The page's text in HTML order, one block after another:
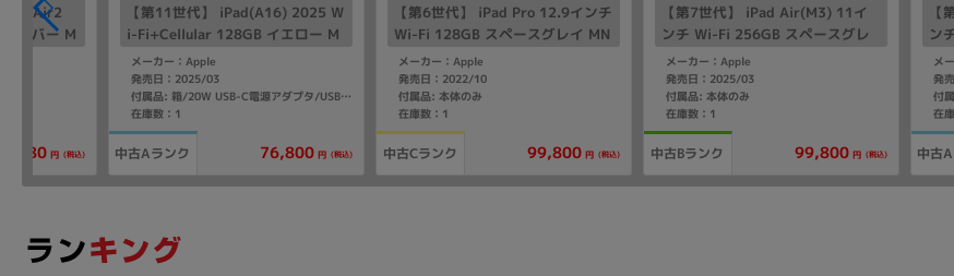
Air2
ルバー M
2,980 円 (税込)
【第11世代】 iPad(A16) 2025 W
i-Fi+Cellular 128GB イエロー M
D7H4J/A A3355 【SoftBank版S
IMフリー】
メーカー：Apple
発売日：2025/03
付属品: 箱/20W USB-C電源アダプタ/USB-C充電ケーブル(1m)/マニュアル
在庫数：1
中古Aランク 76,800 円 (税込)
【第6世代】 iPad Pro 12.9インチ
Wi-Fi 128GB スペースグレイ MN
XP3J/A A2436
メーカー：Apple
発売日：2022/10
付属品: 本体のみ
在庫数：1
中古Cランク 99,800 円 (税込)
【第7世代】 iPad Air(M3) 11イ
ンチ Wi-Fi 256GB スペースグレ
イ MCA14J/A A3266
メーカー：Apple
発売日：2025/03
付属品: 本体のみ
在庫数：1
中古Bランク 99,800 円 (税込)
【
ン
イ
メ
発
在
中古